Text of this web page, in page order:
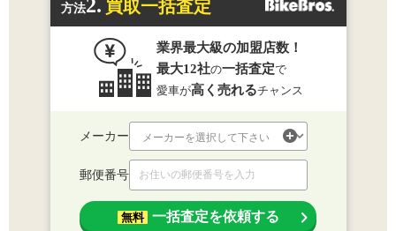
方法2. 買取一括査定
業界最大級の加盟店数！
最大12社の一括査定で
愛車が高く売れるチャンス
メーカー
郵便番号
無料 一括査定を依頼する